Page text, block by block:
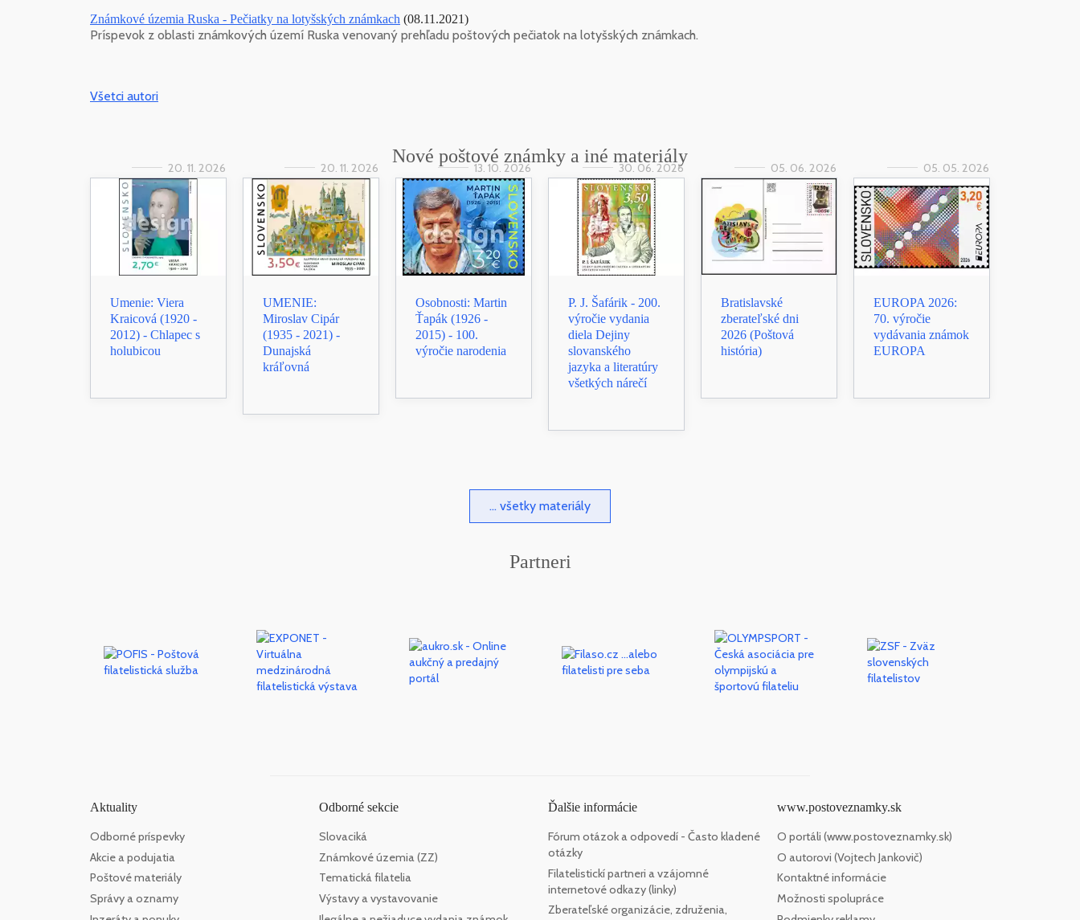
Známkové územia Ruska - Pečiatky na lotyšských známkach (08.11.2021)
Príspevok z oblasti známkových území Ruska venovaný prehľadu poštových pečiatok na lotyšských známkach.
Všetci autori
Nové poštové známky a iné materiály
20. 11. 2026
Umenie: Viera
Kraicová (1920 -
2012) - Chlapec s
holubicou
20. 11. 2026
UMENIE:
Miroslav Cipár
(1935 - 2021) -
Dunajská
kráľovná
13. 10. 2026
Osobnosti: Martin
Ťapák (1926 -
2015) - 100.
výročie narodenia
30. 06. 2026
P. J. Šafárik - 200.
výročie vydania
diela Dejiny
slovanského
jazyka a literatúry
všetkých nárečí
05. 06. 2026
Bratislavské
zberateľské dni
2026 (Poštová
história)
05. 05. 2026
EUROPA 2026:
70. výročie
vydávania známok
EUROPA
... všetky materiály
Partneri
Aktuality
Odborné príspevky
Akcie a podujatia
Poštové materiály
Správy a oznamy
Odborné sekcie
Slovaciká
Známkové územia (ZZ)
Tematická filatelia
Výstavy a vystavovanie
Ďalšie informácie
Fórum otázok a odpovedí - Často kladené
otázky
Filatelistickí partneri a vzájomné
internetové odkazy (linky)
Zberateľské organizácie, združenia,
www.postoveznamky.sk
O portáli (www.postoveznamky.sk)
O autorovi (Vojtech Jankovič)
Kontaktné informácie
Možnosti spolupráce